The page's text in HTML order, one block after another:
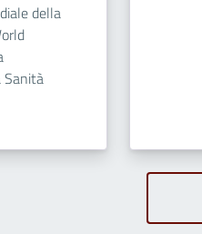
della
Sanità